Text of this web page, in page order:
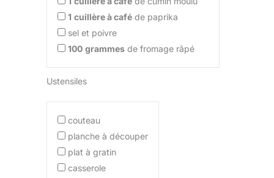
1 cuillère à café de paprika
sel et poivre
100 grammes de fromage râpé
Ustensiles
couteau
planche à découper
plat à gratin
casserole